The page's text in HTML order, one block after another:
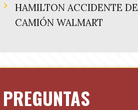
HAMILTON ACCIDENTE DE
CAMIÓN WALMART
PREGUNTAS